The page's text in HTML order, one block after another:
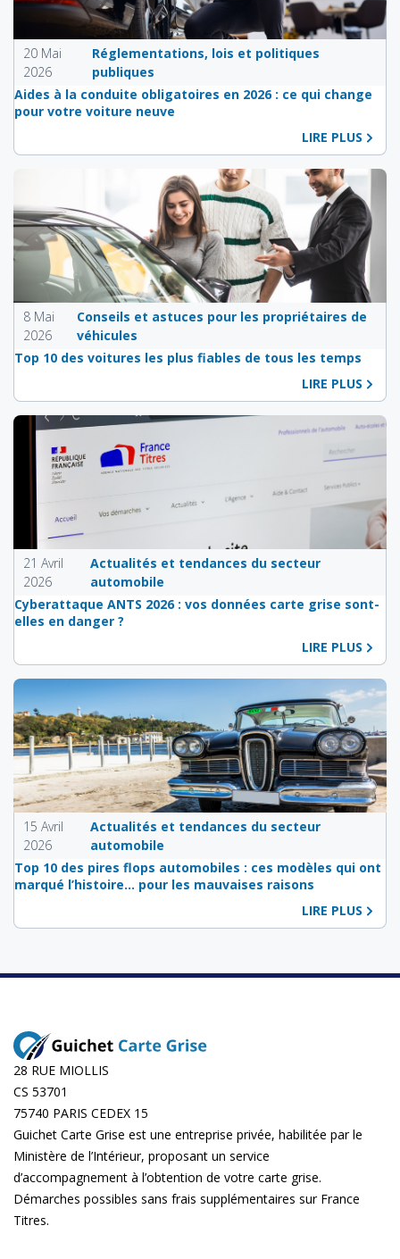
20 Mai
2026
Réglementations, lois et politiques
publiques
Aides à la conduite obligatoires en 2026 : ce qui change
pour votre voiture neuve
LIRE PLUS
8 Mai
2026
Conseils et astuces pour les propriétaires de
véhicules
Top 10 des voitures les plus fiables de tous les temps
LIRE PLUS
21 Avril
2026
Actualités et tendances du secteur
automobile
Cyberattaque ANTS 2026 : vos données carte grise sont-
elles en danger ?
LIRE PLUS
15 Avril
2026
Actualités et tendances du secteur
automobile
Top 10 des pires flops automobiles : ces modèles qui ont
marqué l’histoire… pour les mauvaises raisons
LIRE PLUS
28 RUE MIOLLIS
CS 53701
75740 PARIS CEDEX 15
Guichet Carte Grise est une entreprise privée, habilitée par le
Ministère de l’Intérieur, proposant un service
d’accompagnement à l’obtention de votre carte grise.
Démarches possibles sans frais supplémentaires sur France
Titres.